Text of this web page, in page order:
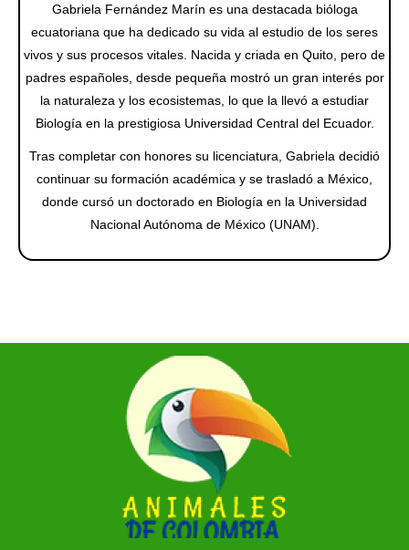
Gabriela Fernández Marín es una destacada bióloga
ecuatoriana que ha dedicado su vida al estudio de los seres
vivos y sus procesos vitales. Nacida y criada en Quito, pero de
padres españoles, desde pequeña mostró un gran interés por
la naturaleza y los ecosistemas, lo que la llevó a estudiar
Biología en la prestigiosa Universidad Central del Ecuador.
Tras completar con honores su licenciatura, Gabriela decidió
continuar su formación académica y se trasladó a México,
donde cursó un doctorado en Biología en la Universidad
Nacional Autónoma de México (UNAM).